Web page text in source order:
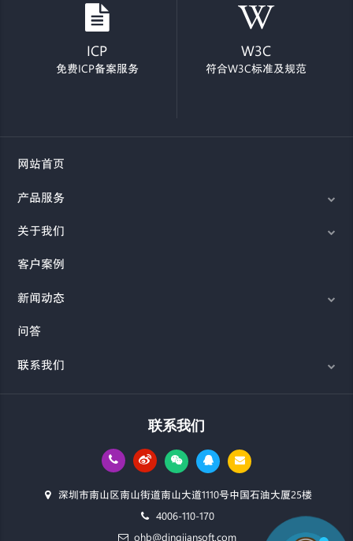
ICP
免费ICP备案服务
W3C
符合W3C标准及规范
网站首页
产品服务
关于我们
客户案例
新闻动态
问答
联系我们
联系我们
深圳市南山区南山街道南山大道1110号中国石油大厦25楼
4006-110-170
ohb@dingjiansoft.com